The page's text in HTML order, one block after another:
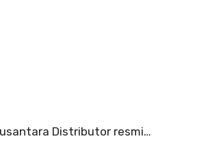
Distributor resmi…